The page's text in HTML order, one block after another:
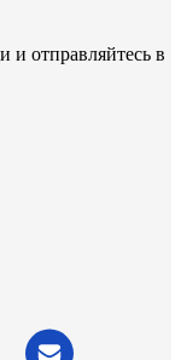
и отправляйтесь в